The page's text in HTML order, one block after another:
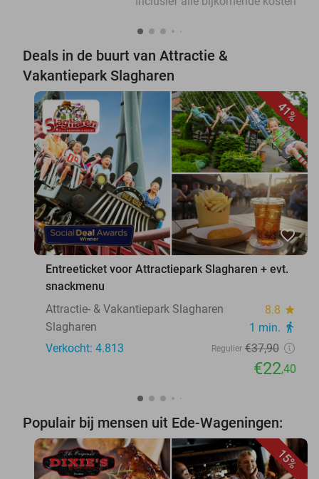
Deals in de buurt van Attractie &
Vakantiepark Slagharen
41%
favorite_border
Entreeticket voor Attractiepark Slagharen + evt.
snackmenu
Attractie- & Vakantiepark Slagharen
8.8 star
Slagharen 1 min. directions_walk
Verkocht: 4.813 Regulier €37,90
€22,40
Populair bij mensen uit Ede-Wageningen:
15%